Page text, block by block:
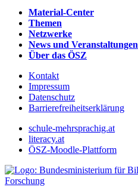
Material-Center
Themen
Netzwerke
News und Veranstaltungen
Über das ÖSZ
Kontakt
Impressum
Datenschutz
Barrierefreiheitserklärung
schule-mehrsprachig.at
literacy.at
ÖSZ-Moodle-Plattform